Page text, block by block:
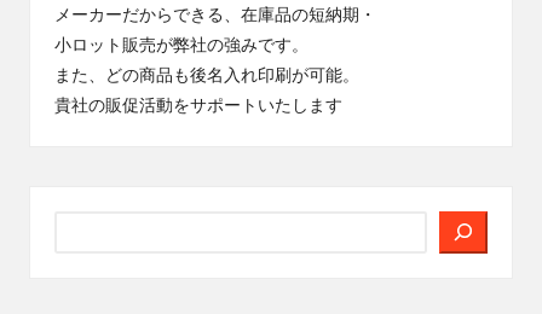
メーカーだからできる、在庫品の短納期・
小ロット販売が弊社の強みです。
また、どの商品も後名入れ印刷が可能。
貴社の販促活動をサポートいたします